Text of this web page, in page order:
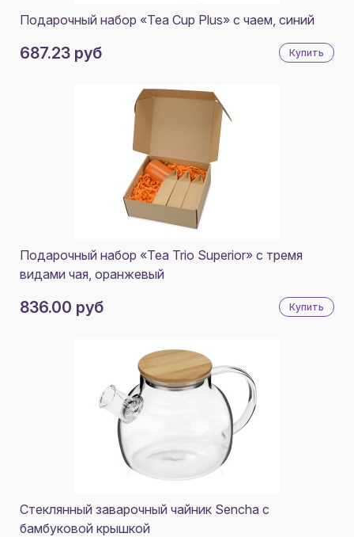
Подарочный набор «Tea Cup Plus» с чаем, синий
687.23 руб Купить
Подарочный набор «Tea Trio Superior» с тремя
видами чая, оранжевый
836.00 руб Купить
Стеклянный заварочный чайник Sencha с
бамбуковой крышкой